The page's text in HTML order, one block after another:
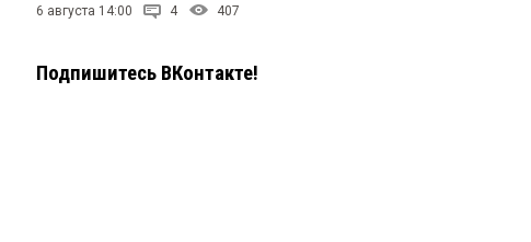
6 августа 14:00 4 407
Подпишитесь ВКонтакте!